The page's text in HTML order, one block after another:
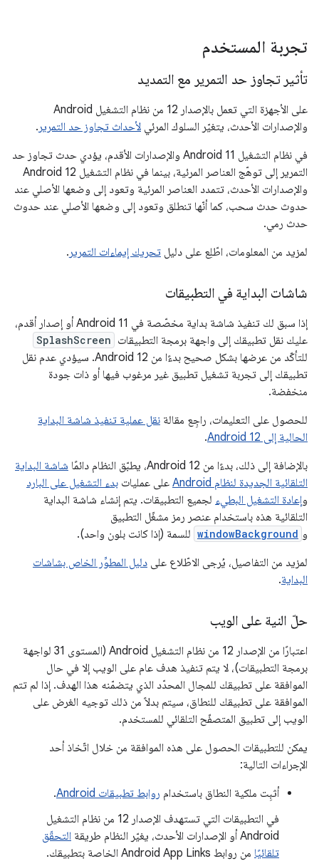
تجربة المستخدم
تأثير تجاوز حد التمرير مع التمديد
على الأجهزة التي تعمل بالإصدار 12 من نظام التشغيل Android
والإصدارات الأحدث، يتغيّر السلوك المرئي لأحداث تجاوز حد التمرير .
في نظام التشغيل Android 11 والإصدارات الأقدم، يؤدي حدث تجاوز حد
التمرير إلى توهّج العناصر المرئية، بينما في نظام التشغيل Android 12
والإصدارات الأحدث، تتمدد العناصر المرئية وتعود إلى وضعها الأصلي عند
حدوث حدث سحب، كما أنّها تنطلق وتعود إلى وضعها الأصلي عند حدوث
حدث رمي.
لمزيد من المعلومات، اطّلِع على دليل تحريك إيماءات التمرير .
شاشات البداية في التطبيقات
إذا سبق لك تنفيذ شاشة بداية مخصّصة في Android 11 أو إصدار أقدم،
عليك نقل تطبيقك إلى واجهة برمجة التطبيقات SplashScreen
للتأكّد من عرضها بشكل صحيح بدءًا من Android 12. سيؤدي عدم نقل
تطبيقك إلى تجربة تشغيل تطبيق غير مرغوب فيها أو ذات جودة
منخفضة.
للحصول على التعليمات، راجِع مقالة نقل عملية تنفيذ شاشة البداية
الحالية إلى Android 12
.
بالإضافة إلى ذلك، بدءًا من Android 12، يطبّق النظام دائمًا
شاشة البداية
التلقائية الجديدة لنظام Android
على عمليات بدء التشغيل على البارد
وإعادة التشغيل البطيء لجميع التطبيقات. يتم إنشاء شاشة البداية
التلقائية هذه باستخدام عنصر رمز مشغّل التطبيق
و windowBackground للسمة (إذا كانت بلون واحد).
لمزيد من التفاصيل، يُرجى الاطّلاع على دليل المطوِّر الخاص بشاشات
البداية.
حلّ النية على الويب
اعتبارًا من الإصدار 12 من نظام التشغيل Android (المستوى 31 لواجهة
برمجة التطبيقات)، لا يتم تنفيذ هدف عام على الويب إلا في حال
الموافقة على تطبيقك للمجال المحدّد الذي يتضمّنه هذا الهدف. إذا لم تتم
الموافقة على تطبيقك للنطاق، سيتم بدلاً من ذلك توجيه الغرض على
الويب إلى تطبيق المتصفّح التلقائي للمستخدم.
يمكن للتطبيقات الحصول على هذه الموافقة من خلال اتّخاذ أحد
الإجراءات التالية:
أثبِت ملكية النطاق باستخدام روابط تطبيقات Android
.
في التطبيقات التي تستهدف الإصدار 12 من نظام التشغيل
Android أو الإصدارات الأحدث، يغيّر النظام طريقة
التحقّق
تلقائيًا
من روابط Android App Links الخاصة بتطبيقك.